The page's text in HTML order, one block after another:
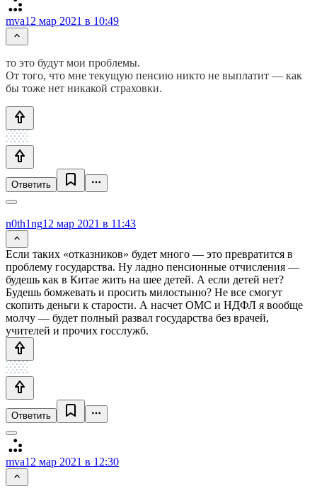
mva12 мар 2021 в 10:49
то это будут мои проблемы.
От того, что мне текущую пенсию никто не выплатит — как
бы тоже нет никакой страховки.
Ответить
n0th1ng12 мар 2021 в 11:43
Если таких «отказников» будет много — это превратится в
проблему государства. Ну ладно пенсионные отчисления —
будешь как в Китае жить на шее детей. А если детей нет?
Будешь бомжевать и просить милостыню? Не все смогут
скопить деньги к старости. А насчет ОМС и НДФЛ я вообще
молчу — будет полный развал государства без врачей,
учителей и прочих госслужб.
Ответить
mva12 мар 2021 в 12:30